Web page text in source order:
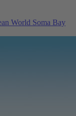
World Soma Bay